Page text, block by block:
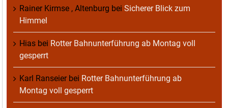
Rainer Kirmse , Altenburg bei Sicherer Blick zum
Himmel
Hias bei Rotter Bahnunterführung ab Montag voll
gesperrt
Karl Ranseierbei Rotter Bahnunterführung ab
Montag voll gesperrt